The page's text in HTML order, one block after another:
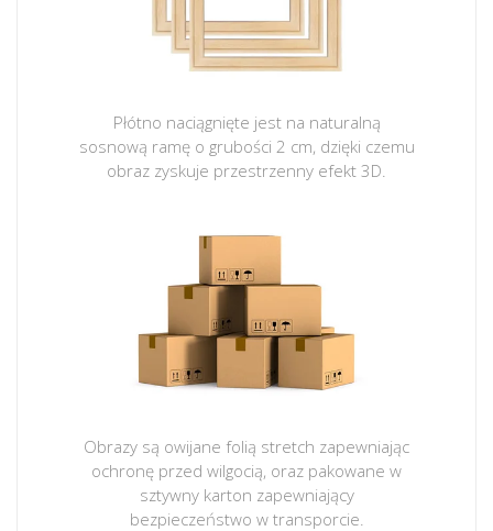
Płótno naciągnięte jest na naturalną
sosnową ramę o grubości 2 cm, dzięki czemu
obraz zyskuje przestrzenny efekt 3D.
Obrazy są owijane folią stretch zapewniając
ochronę przed wilgocią, oraz pakowane w
sztywny karton zapewniający
bezpieczeństwo w transporcie.